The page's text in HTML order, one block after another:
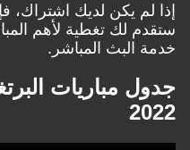
إذا لم يكن لديك اشتراك،
ستقدم لك تغطية لأهم
خدمة البث المباشر.
جدول مباريات
2022